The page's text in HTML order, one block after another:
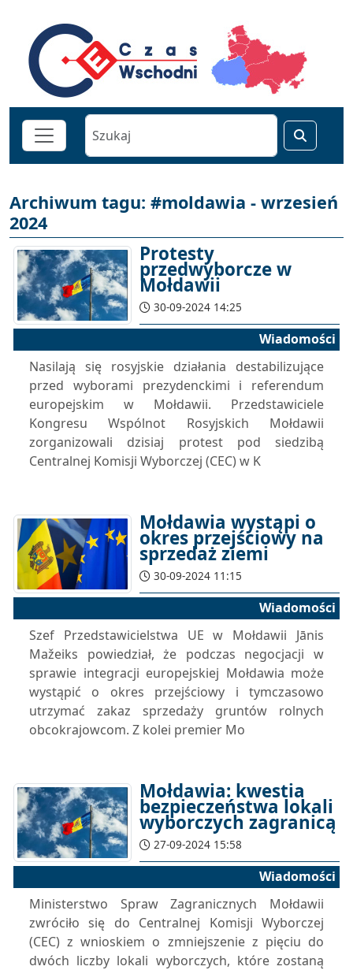
Archiwum tagu: #moldawia - wrzesień
2024
Protesty
przedwyborcze w
Mołdawii
30-09-2024 14:25
Wiadomości
Nasilają się rosyjskie działania destabilizujące
przed wyborami prezydenckimi i referendum
europejskim w Mołdawii. Przedstawiciele
Kongresu Wspólnot Rosyjskich Mołdawii
zorganizowali dzisiaj protest pod siedzibą
Centralnej Komisji Wyborczej (CEC) w K
Mołdawia wystąpi o
okres przejściowy na
sprzedaż ziemi
30-09-2024 11:15
Wiadomości
Szef Przedstawicielstwa UE w Mołdawii Jānis
Mažeiks powiedział, że podczas negocjacji w
sprawie integracji europejskiej Mołdawia może
wystąpić o okres przejściowy i tymczasowo
utrzymać zakaz sprzedaży gruntów rolnych
obcokrajowcom. Z kolei premier Mo
Mołdawia: kwestia
bezpieczeństwa lokali
wyborczych zagranicą
27-09-2024 15:58
Wiadomości
Ministerstwo Spraw Zagranicznych Mołdawii
zwróciło się do Centralnej Komisji Wyborczej
(CEC) z wnioskiem o zmniejszenie z pięciu do
dwóch liczby lokali wyborczych, które zostaną